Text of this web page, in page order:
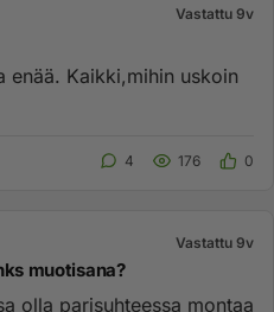
Vastattu 9v
enää. Kaikki,mihin uskoin
4 176 0
Vastattu 9v
muotisana?
olla parisuhteessa montaa